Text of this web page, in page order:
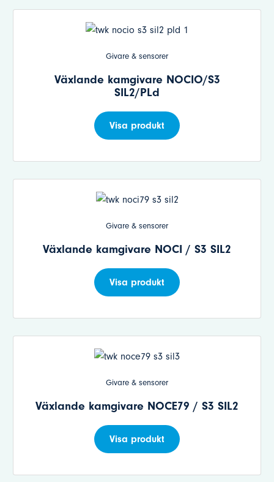
Givare & sensorer
Växlande kamgivare NOCIO/S3
SIL2/PLd
Visa produkt
Givare & sensorer
Växlande kamgivare NOCI / S3 SIL2
Visa produkt
Givare & sensorer
Växlande kamgivare NOCE79 / S3 SIL2
Visa produkt